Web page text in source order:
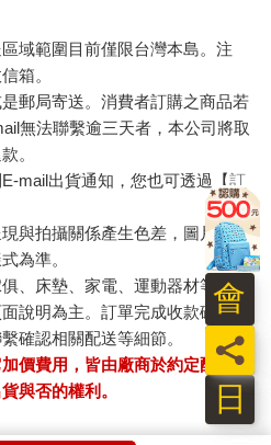
域範圍目前僅限台灣本島。注
箱。
郵局寄送。消費者訂購之商品若
無法聯繫逾三天者，本公司將取
。
mail出貨通知，您也可透過【訂
與拍攝關係產生色差，圖片僅供
為準。
、床墊、家電、運動器材等）及
說明為主。訂單完成收款確認
確認相關配送等細節。
價費用，皆由廠商於約定配送時
與否的權利。
日
員
會